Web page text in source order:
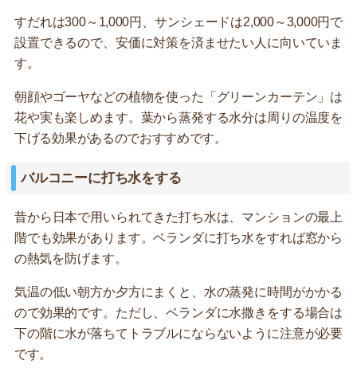
すだれは300～1,000円、サンシェードは2,000～3,000円で
設置できるので、安価に対策を済ませたい人に向いていま
す。
朝顔やゴーヤなどの植物を使った「グリーンカーテン」は
花や実も楽しめます。葉から蒸発する水分は周りの温度を
下げる効果があるのでおすすめです。
バルコニーに打ち水をする
昔から日本で用いられてきた打ち水は、マンションの最上
階でも効果があります。ベランダに打ち水をすれば窓から
の熱気を防げます。
気温の低い朝方か夕方にまくと、水の蒸発に時間がかかる
ので効果的です。ただし、ベランダに水撒きをする場合は
下の階に水が落ちてトラブルにならないように注意が必要
です。